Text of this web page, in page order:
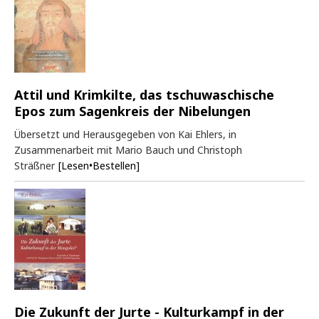
Attil und Krimkilte, das tschuwaschische
Epos zum Sagenkreis der Nibelungen
Übersetzt und Herausgegeben von Kai Ehlers, in
Zusammenarbeit mit Mario Bauch und Christoph
Sträßner [Lesen•Bestellen]
Die Zukunft der Jurte - Kulturkampf in der